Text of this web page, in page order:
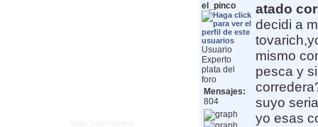
el_pinco
Usuario
Experto
plata del
foro
Mensajes:
804
atado
decidi a
mismo
pesca y
suyo
yo esas